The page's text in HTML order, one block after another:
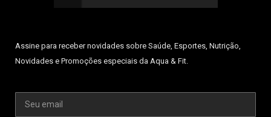
Assine para receber novidades sobre Saúde, Esportes, Nutrição,
Novidades e Promoções especiais da Aqua & Fit.